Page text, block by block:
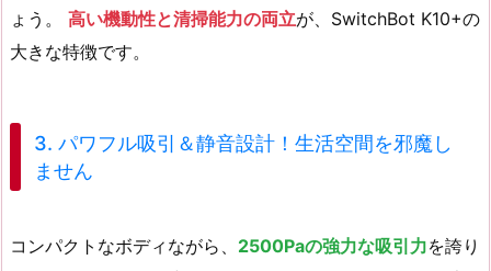
ょう。 高い機動性と清掃能力の両立が、SwitchBot K10+の
大きな特徴です。
3. パワフル吸引＆静音設計！生活空間を邪魔し
ません
コンパクトなボディながら、 2500Paの強力な吸引力を誇り